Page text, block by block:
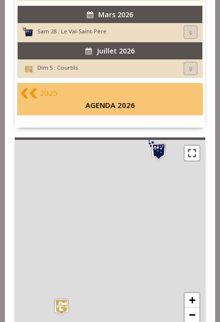
Mars 2026
Sam 28 : Le Val-Saint-Père
Juillet 2026
Dim 5 : Courtils
2025
AGENDA 2026
+
−